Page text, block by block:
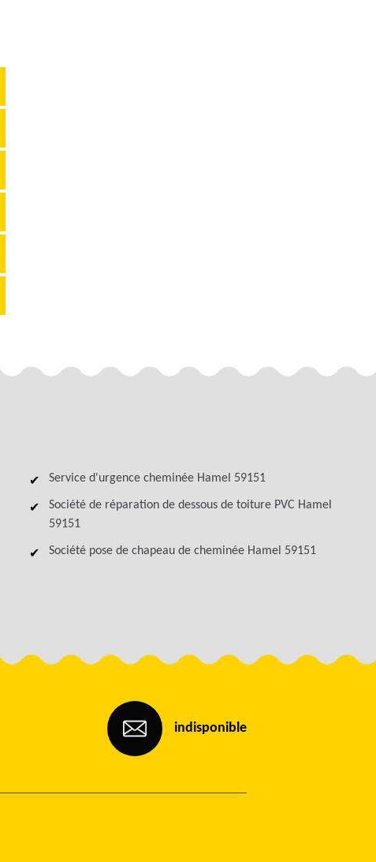
Service d'urgence cheminée Hamel 59151
Société de réparation de dessous de toiture PVC Hamel
59151
Société pose de chapeau de cheminée Hamel 59151
indisponible